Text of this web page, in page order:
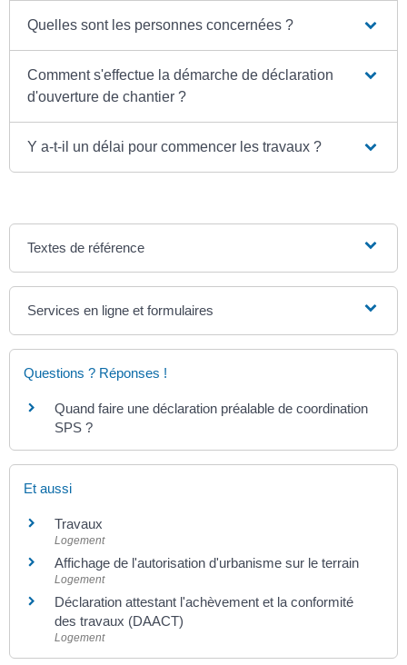
Quelles sont les personnes concernées ?
Comment s'effectue la démarche de déclaration
d'ouverture de chantier ?
Y a-t-il un délai pour commencer les travaux ?
Textes de référence
Services en ligne et formulaires
Questions ? Réponses !
Quand faire une déclaration préalable de coordination
SPS ?
Et aussi
Travaux
Logement
Affichage de l'autorisation d'urbanisme sur le terrain
Logement
Déclaration attestant l'achèvement et la conformité
des travaux (DAACT)
Logement